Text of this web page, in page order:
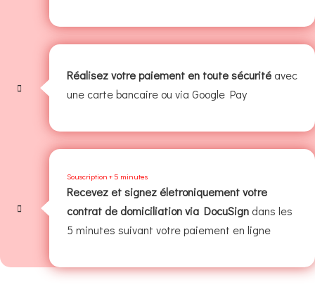
Réalisez votre paiement en toute sécurité avec
une carte bancaire ou via Google Pay
Souscription + 5 minutes
Recevez et signez életroniquement votre
contrat de domiciliation via DocuSign dans les
5 minutes suivant votre paiement en ligne